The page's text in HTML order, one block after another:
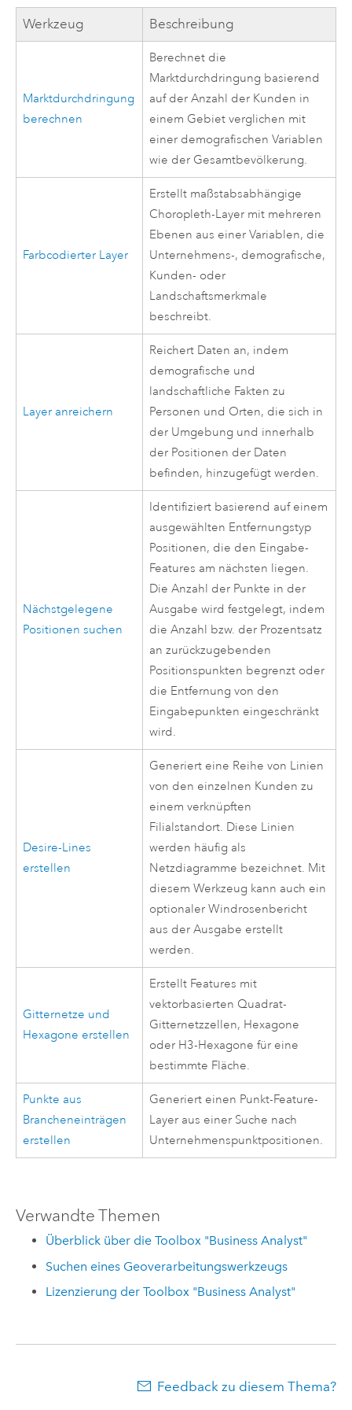
Werkzeug Beschreibung
Marktdurchdringung
berechnen
Berechnet die
Marktdurchdringung basierend
auf der Anzahl der Kunden in
einem Gebiet verglichen mit
einer demografischen Variablen
wie der Gesamtbevölkerung.
Farbcodierter Layer
Erstellt maßstabsabhängige
Choropleth-Layer mit mehreren
Ebenen aus einer Variablen, die
Unternehmens-, demografische,
Kunden- oder
Landschaftsmerkmale
beschreibt.
Layer anreichern
Reichert Daten an, indem
demografische und
landschaftliche Fakten zu
Personen und Orten, die sich in
der Umgebung und innerhalb
der Positionen der Daten
befinden, hinzugefügt werden.
Nächstgelegene
Positionen suchen
Identifiziert basierend auf einem
ausgewählten Entfernungstyp
Positionen, die den Eingabe-
Features am nächsten liegen.
Die Anzahl der Punkte in der
Ausgabe wird festgelegt, indem
die Anzahl bzw. der Prozentsatz
an zurückzugebenden
Positionspunkten begrenzt oder
die Entfernung von den
Eingabepunkten eingeschränkt
wird.
Desire-Lines
erstellen
Generiert eine Reihe von Linien
von den einzelnen Kunden zu
einem verknüpften
Filialstandort. Diese Linien
werden häufig als
Netzdiagramme bezeichnet. Mit
diesem Werkzeug kann auch ein
optionaler Windrosenbericht
aus der Ausgabe erstellt
werden.
Gitternetze und
Hexagone erstellen
Erstellt Features mit
vektorbasierten Quadrat-
Gitternetzzellen, Hexagone
oder H3-Hexagone für eine
bestimmte Fläche.
Punkte aus
Brancheneinträgen
erstellen
Generiert einen Punkt-Feature-
Layer aus einer Suche nach
Unternehmenspunktpositionen.
Verwandte Themen
Überblick über die Toolbox "Business Analyst"
Suchen eines Geoverarbeitungswerkzeugs
Lizenzierung der Toolbox "Business Analyst"
Feedback zu diesem Thema?